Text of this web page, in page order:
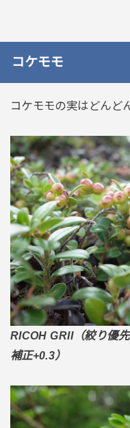
コケモモ
コケモモの実はどんど
RICOH GRII（絞り優
補正+0.3）